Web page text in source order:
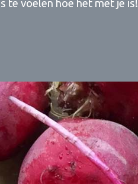
te voelen hoe het met je is!